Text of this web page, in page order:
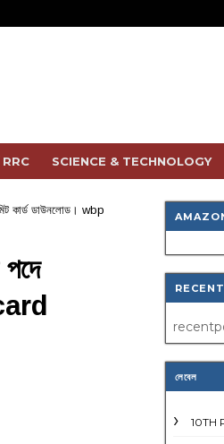
SCIENCE & TECHNOLOGY
কার্ড ডাউনলোড। wbp
লেবেল
10TH